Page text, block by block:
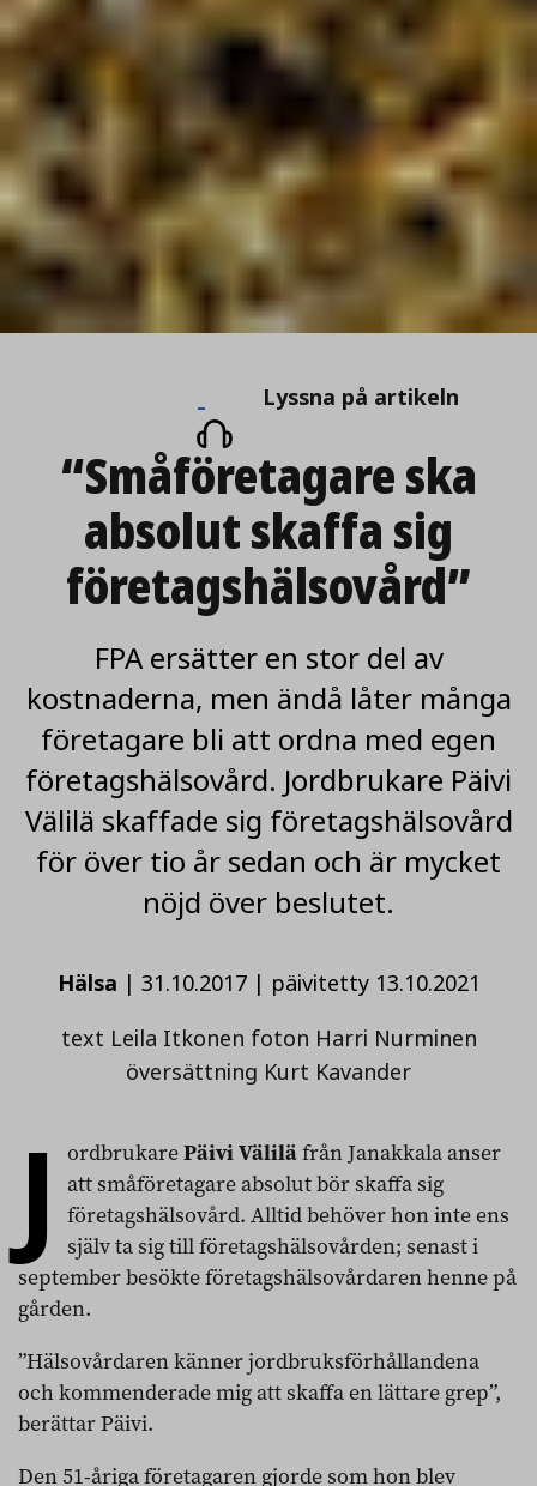
Lyssna
på
artikeln
Lyssna på artikeln
“Småföretagare ska
absolut skaffa sig
företagshälsovård”
FPA ersätter en stor del av
kostnaderna, men ändå låter många
företagare bli att ordna med egen
företagshälsovård. Jordbrukare Päivi
Välilä skaffade sig företagshälsovård
för över tio år sedan och är mycket
nöjd över beslutet.
Hälsa | 31.10.2017| päivitetty 13.10.2021
text Leila Itkonen foton Harri Nurminen
översättning Kurt Kavander
J ordbrukarePäivi Väliläfrån Janakkala anser
att småföretagare absolut bör skaffa sig
företagshälsovård. Alltid behöver hon inte ens
själv ta sig till företagshälsovården; senast i
september besökte företagshälsovårdaren henne på
gården.
”Hälsovårdaren känner jordbruksförhållandena
och kommenderade mig att skaffa en lättare grep”,
berättar Päivi.
Den 51-åriga företagaren gjorde som hon blev